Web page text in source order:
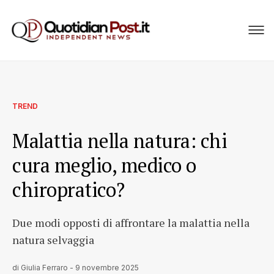
TREND
Malattia nella natura: chi
cura meglio, medico o
chiropratico?
Due modi opposti di affrontare la malattia nella
natura selvaggia
di Giulia Ferraro - 9 novembre 2025